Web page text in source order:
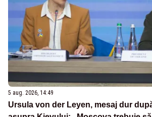
5 aug. 2026, 14:49
Ursula von der Leyen, mesaj dur